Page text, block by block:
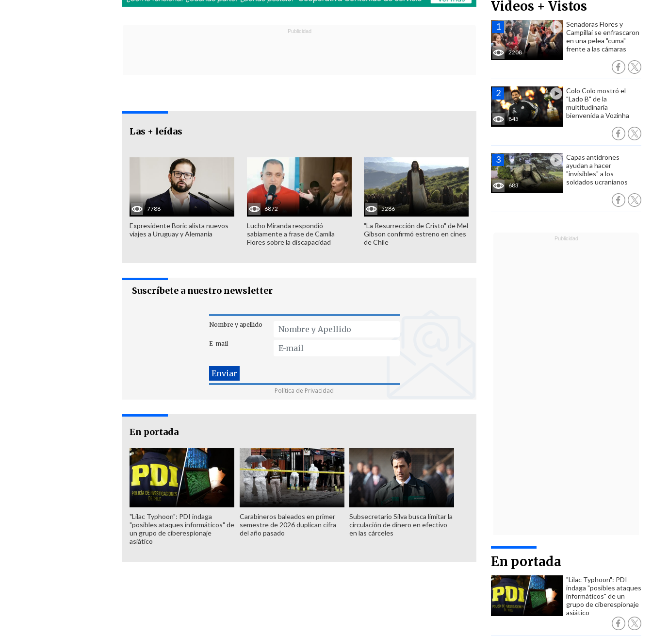
Videos + Vistos
2208
Senadoras Flores y
Campillai se enfrascaron
en una pelea "cuma"
frente a las cámaras
845
Colo Colo mostró el
"Lado B" de la
multitudinaria
bienvenida a Vozinha
683
Capas antidrones
ayudan a hacer
"invisibles" a los
soldados ucranianos
En portada
"Lilac Typhoon": PDI
indaga "posibles ataques
informáticos" de un
grupo de ciberespionaje
asiático
Las + leídas
7788
Expresidente Boric alista nuevos
viajes a Uruguay y Alemania
6872
Lucho Miranda respondió
sabiamente a frase de Camila
Flores sobre la discapacidad
5286
"La Resurrección de Cristo" de Mel
Gibson confirmó estreno en cines
de Chile
Suscríbete a nuestro newsletter
Nombre y apellido
E-mail
Política de Privacidad
En portada
"Lilac Typhoon": PDI indaga
"posibles ataques informáticos" de
un grupo de ciberespionaje
asiático
Carabineros baleados en primer
semestre de 2026 duplican cifra
del año pasado
Subsecretario Silva busca limitar la
circulación de dinero en efectivo
en las cárceles